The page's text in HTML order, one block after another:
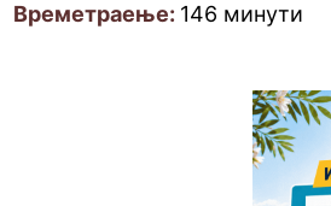
Времетраење: 146 минути